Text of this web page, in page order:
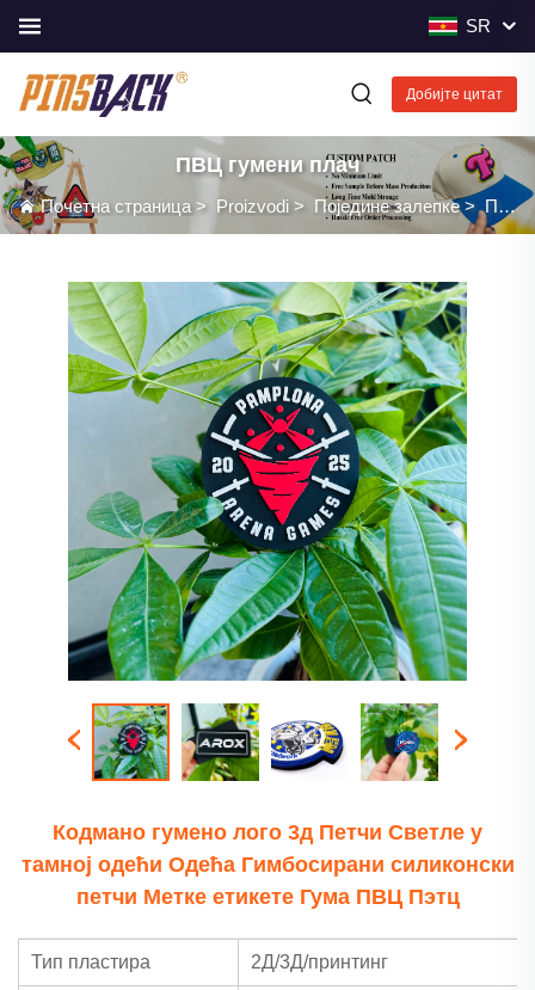
SR
Добијте цитат
ПВЦ гумени плач
Почетна страница > Proizvodi > Поједине залепке>ПВЦ гумени плач
Кодмано гумено лого 3д Петчи Светле у
тамној одећи Одећа Гимбосирани силиконски
петчи Метке етикете Гума ПВЦ Пэтц
Тип пластира 2Д/3Д/принтинг